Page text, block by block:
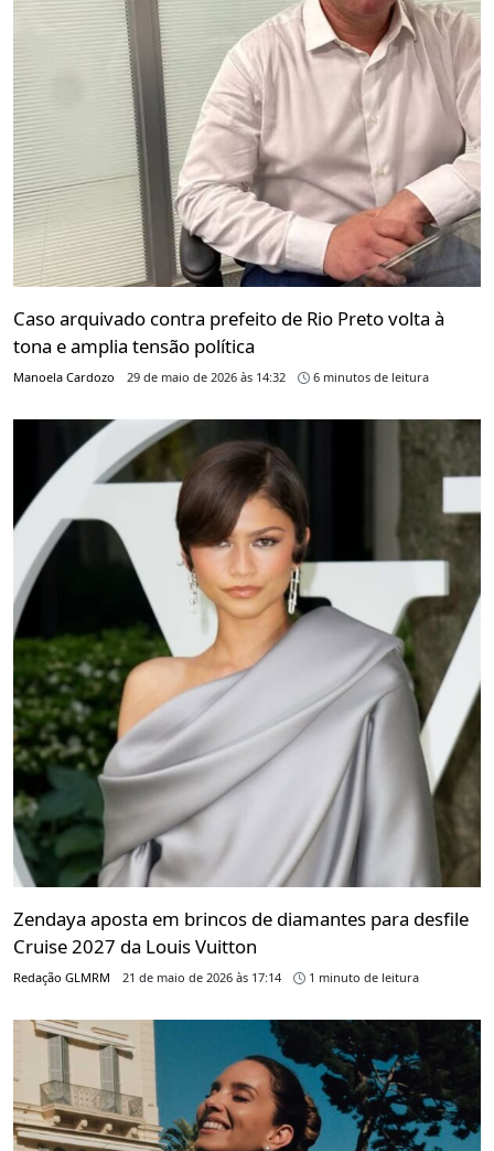
Caso arquivado contra prefeito de Rio Preto volta à
tona e amplia tensão política
Manoela Cardozo 29 de maio de 2026 às 14:32 6 minutos de leitura
Zendaya aposta em brincos de diamantes para desfile
Cruise 2027 da Louis Vuitton
Redação GLMRM 21 de maio de 2026 às 17:14 1 minuto de leitura